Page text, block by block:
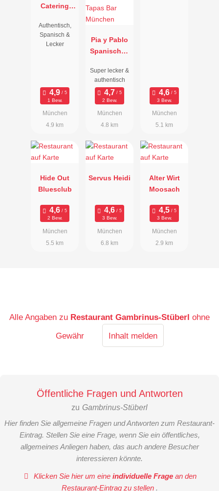
Catering
Authentisch,
Spanisch &
Lecker
1 Bew.
München
4.9 km
Pia y Pablo
Spanisches
& Tapas Bar
Super lecker &
authentisch
2 Bew.
München
4.8 km
3 Bew.
München
5.1 km
Hide Out
Bluesclub
2 Bew.
München
5.5 km
Servus Heidi
3 Bew.
München
6.8 km
Alter Wirt
Moosach
3 Bew.
München
2.9 km
Alle Angaben zu Restaurant Gambrinus-Stüberl ohne
Gewähr
Inhalt melden
Öffentliche Fragen und Antworten
zu Gambrinus-Stüberl
Hier finden Sie allgemeine Fragen und Antworten zum Restaurant-
Eintrag. Stellen Sie eine Frage, wenn Sie ein öffentliches,
allgemeines Anliegen haben, das auch andere Besucher
interessieren könnte.
Klicken Sie hier um eineindividuelle Frage an den
Restaurant-Eintrag zu stellen .